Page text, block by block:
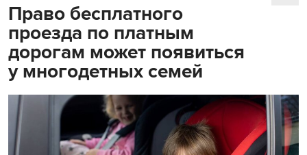
Право бесплатного
проезда по платным
дорогам может появиться
у многодетных семей